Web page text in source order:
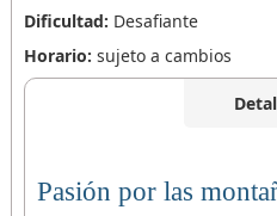
Dificultad: Desafiante
Horario: sujeto a cambios
Pasión por las